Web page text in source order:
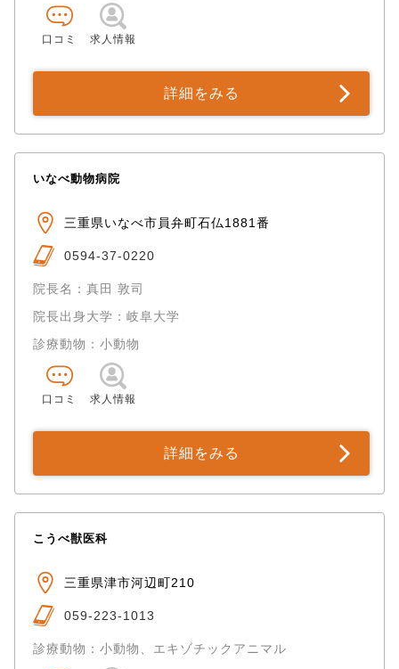
口コミ 求人情報
詳細をみる
いなべ動物病院
三重県いなべ市員弁町石仏1881番
0594-37-0220
院長名：真田 敦司
院長出身大学：岐阜大学
診療動物：小動物
口コミ 求人情報
詳細をみる
こうべ獣医科
三重県津市河辺町210
059-223-1013
診療動物：小動物、エキゾチックアニマル